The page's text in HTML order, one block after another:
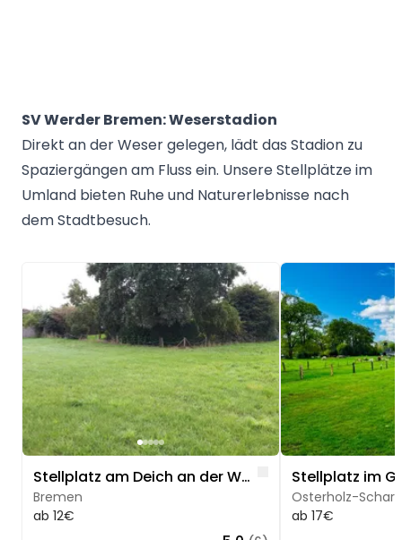
SV Werder Bremen: Weserstadion
Direkt an der Weser gelegen, lädt das Stadion zu
Spaziergängen am Fluss ein. Unsere Stellplätze im
Umland bieten Ruhe und Naturerlebnisse nach
dem Stadtbesuch.
Image 1 of 5
Stellplatz am Deich an der Weser
Bremen
ab 12€
Like
Image 1 of 5
Osterholz-
ab 17€